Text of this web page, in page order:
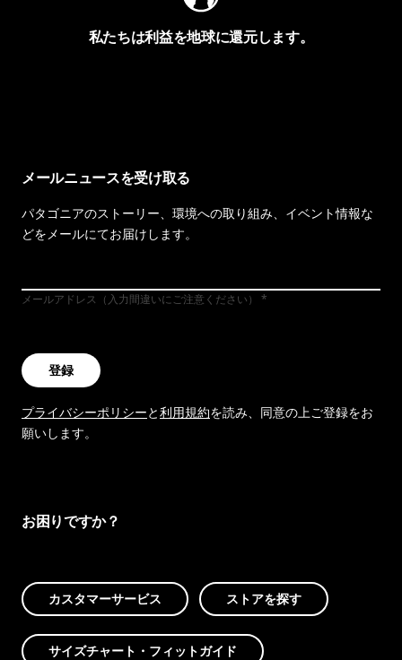
私たちは利益を地球に還元します。
メールニュースを受け取る
パタゴニアのストーリー、環境への取り組み、イベント情報な
どをメールにてお届けします。
メールアドレス（入力間違いにご注意ください）
登録
プライバシーポリシーと利用規約を読み、同意の上ご登録をお
願いします。
お困りですか？
カスタマーサービス ストアを探す
サイズチャート・フィットガイド